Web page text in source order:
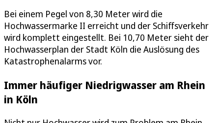
Bei einem Pegel von 8,30 Meter wird die
Hochwassermarke II erreicht und der Schiffsverkehr
wird komplett eingestellt. Bei 10,70 Meter sieht der
Hochwasserplan der Stadt Köln die Auslösung des
Katastrophenalarms vor.
Immer häufiger Niedrigwasser am Rhein
in Köln